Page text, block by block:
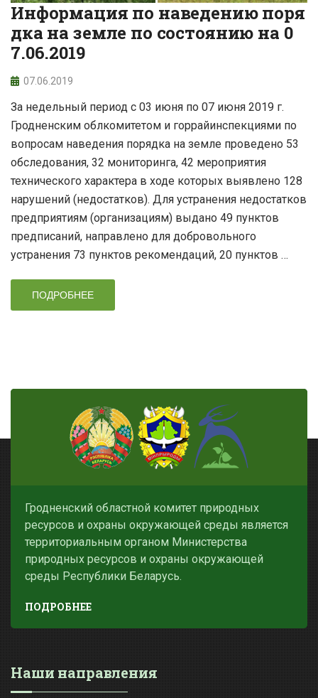
Информация по наведению поря
дка на земле по состоянию на 0
7.06.2019
07.06.2019
За недельный период с 03 июня по 07 июня 2019 г.
Гродненским облкомитетом и горрайинспекциями по
вопросам наведения порядка на земле проведено 53
обследования, 32 мониторинга, 42 мероприятия
технического характера в ходе которых выявлено 128
нарушений (недостатков). Для устранения недостатков
предприятиям (организациям) выдано 49 пунктов
предписаний, направлено для добровольного
устранения 73 пунктов рекомендаций, 20 пунктов …
ПОДРОБНЕЕ
Гродненский областной комитет природных
ресурсов и охраны окружающей среды является
территориальным органом Министерства
природных ресурсов и охраны окружающей
среды Республики Беларусь.
ПОДРОБНЕЕ
Наши направления